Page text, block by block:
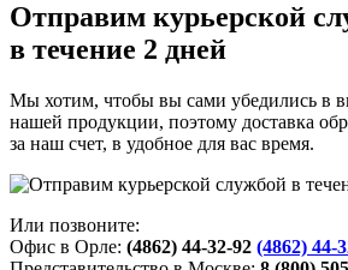
Отправим курьерской
в течение 2 дней
Мы хотим, чтобы вы сами убедились в
нашей продукции, поэтому доставка
за наш счет, в удобное для вас время.
Или позвоните:
Офис в Орле: (4862) 44-32-92 (4862) 44-